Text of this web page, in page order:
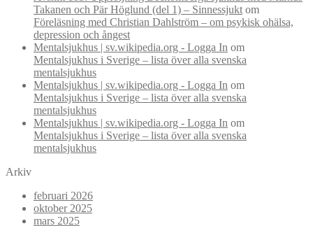
Takanen och Pär Höglund (del 1) – Sinnessjukt om
Föreläsning med Christian Dahlström – om psykisk ohälsa,
depression och ångest
Mentalsjukhus | sv.wikipedia.org - Logga In om
Mentalsjukhus i Sverige – lista över alla svenska
mentalsjukhus
Mentalsjukhus | sv.wikipedia.org - Logga In om
Mentalsjukhus i Sverige – lista över alla svenska
mentalsjukhus
Mentalsjukhus | sv.wikipedia.org - Logga In om
Mentalsjukhus i Sverige – lista över alla svenska
mentalsjukhus
Arkiv
februari 2026
oktober 2025
mars 2025